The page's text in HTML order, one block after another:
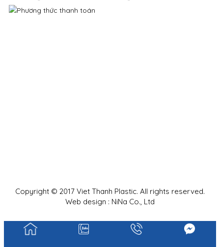
Copyright © 2017 Viet Thanh Plastic. All rights reserved.
Web design : NiNa Co., Ltd